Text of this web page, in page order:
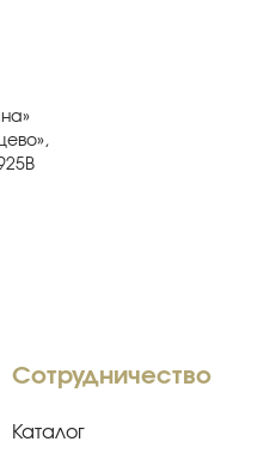
Сотрудничество
Каталог